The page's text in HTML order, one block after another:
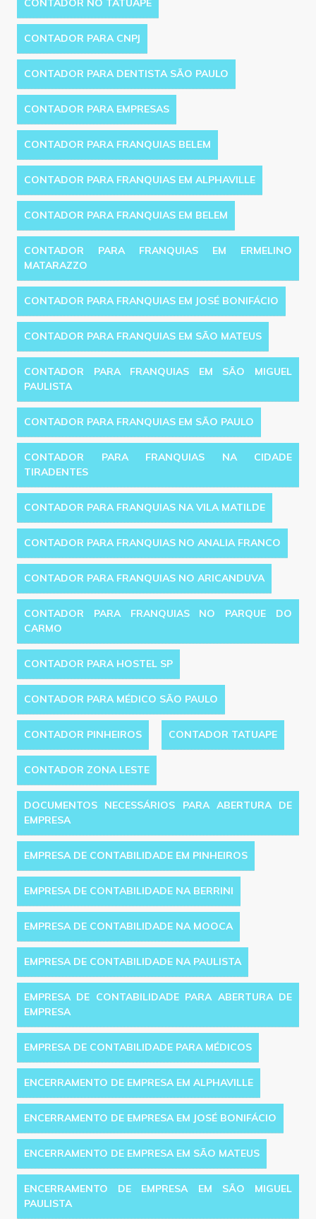
CONTADOR NO TATUAPÉ
CONTADOR PARA CNPJ
CONTADOR PARA DENTISTA SÃO PAULO
CONTADOR PARA EMPRESAS
CONTADOR PARA FRANQUIAS BELEM
CONTADOR PARA FRANQUIAS EM ALPHAVILLE
CONTADOR PARA FRANQUIAS EM BELEM
CONTADOR PARA FRANQUIAS EM ERMELINO
MATARAZZO
CONTADOR PARA FRANQUIAS EM JOSÉ BONIFÁCIO
CONTADOR PARA FRANQUIAS EM SÃO MATEUS
CONTADOR PARA FRANQUIAS EM SÃO MIGUEL
PAULISTA
CONTADOR PARA FRANQUIAS EM SÃO PAULO
CONTADOR PARA FRANQUIAS NA CIDADE
TIRADENTES
CONTADOR PARA FRANQUIAS NA VILA MATILDE
CONTADOR PARA FRANQUIAS NO ANALIA FRANCO
CONTADOR PARA FRANQUIAS NO ARICANDUVA
CONTADOR PARA FRANQUIAS NO PARQUE DO
CARMO
CONTADOR PARA HOSTEL SP
CONTADOR PARA MÉDICO SÃO PAULO
CONTADOR PINHEIROS CONTADOR TATUAPE
CONTADOR ZONA LESTE
DOCUMENTOS NECESSÁRIOS PARA ABERTURA DE
EMPRESA
EMPRESA DE CONTABILIDADE EM PINHEIROS
EMPRESA DE CONTABILIDADE NA BERRINI
EMPRESA DE CONTABILIDADE NA MOOCA
EMPRESA DE CONTABILIDADE NA PAULISTA
EMPRESA DE CONTABILIDADE PARA ABERTURA DE
EMPRESA
EMPRESA DE CONTABILIDADE PARA MÉDICOS
ENCERRAMENTO DE EMPRESA EM ALPHAVILLE
ENCERRAMENTO DE EMPRESA EM JOSÉ BONIFÁCIO
ENCERRAMENTO DE EMPRESA EM SÃO MATEUS
ENCERRAMENTO DE EMPRESA EM SÃO MIGUEL
PAULISTA